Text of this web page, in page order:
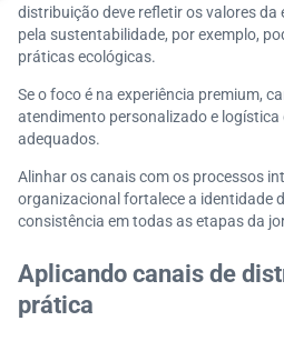
distribuição deve refletir os valores da
pela sustentabilidade, por exemplo,
práticas ecológicas.
Se o foco é na experiência premium,
atendimento personalizado e
adequados.
Alinhar os canais com os processos
organizacional fortalece a identidade
consistência em todas as etapas da
Aplicando canais de
prática